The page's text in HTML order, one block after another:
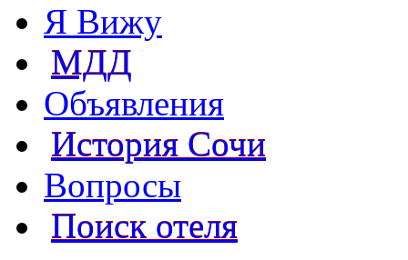
Я Вижу
МДД
Объявления
История Сочи
Вопросы
Поиск отеля